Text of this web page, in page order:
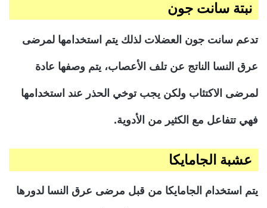
نبتة سانت جون
تدعم سانت جون العضلات لذلك يتم استخدامها لمرضى
عرق النسا الناتج عن تلف الأعصاب، يتم وصفها عادة
لمرضى الاكتئاب ولكن يجب توخي الحذر عند استخدامها
فهي تتفاعل مع الكثير من الأدوية.
عشبة الجامايكا
يتم استخدام الجامايكا من قبل مرضى عرق النسا لدورها